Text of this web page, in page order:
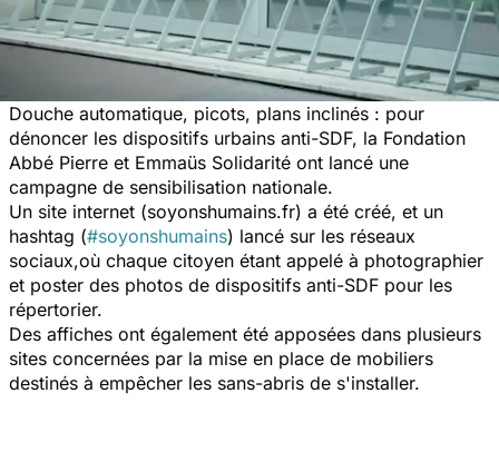
Douche automatique, picots, plans inclinés : pour
dénoncer les dispositifs urbains anti-SDF, la Fondation
Abbé Pierre et Emmaüs Solidarité ont lancé une
campagne de sensibilisation nationale.
Un site internet (soyonshumains.fr) a été créé, et un
hashtag (#soyonshumains) lancé sur les réseaux
sociaux,où chaque citoyen étant appelé à photographier
et poster des photos de dispositifs anti-SDF pour les
répertorier.
Des affiches ont également été apposées dans plusieurs
sites concernées par la mise en place de mobiliers
destinés à empêcher les sans-abris de s'installer.